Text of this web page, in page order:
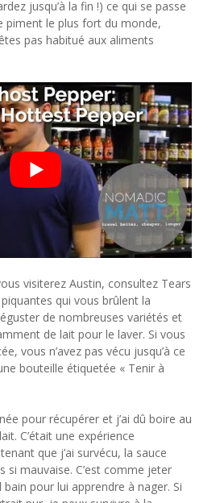
jusqu’à la fin !) ce qui se passe
piment le plus fort du monde,
pas habitué aux aliments
visiterez Austin, consultez Tears
qui vous brûlent la
de nombreuses variétés et
de lait pour le laver. Si vous
vous n’avez pas vécu jusqu’à ce
bouteille étiquetée « Tenir à
pour récupérer et j’ai dû boire au
C’était une expérience
que j’ai survécu, la sauce
si mauvaise. C’est comme jeter
bain pour lui apprendre à nager. Si